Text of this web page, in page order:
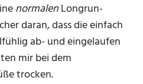
normalenLongrun-
daran, dass die einfach
ab- und eingelaufen
mir bei dem
trocken.